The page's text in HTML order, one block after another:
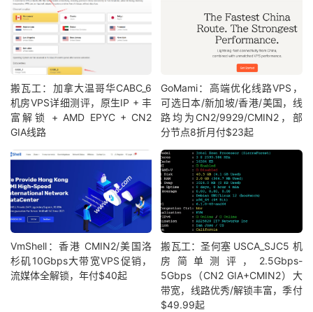
搬瓦工：加拿大温哥华CABC_6
机房VPS详细测评，原生IP + 丰
富解锁 + AMD EPYC + CN2
GIA线路
GoMami：高端优化线路VPS，
可选日本/新加坡/香港/美国，线
路均为CN2/9929/CMIN2，部
分节点8折月付$23起
VmShell：香港 CMIN2/美国洛
杉矶10Gbps大带宽VPS促销，
流媒体全解锁，年付$40起
搬瓦工：圣何塞 USCA_SJC5 机
房简单测评，2.5Gbps-
5Gbps（CN2 GIA+CMIN2）大
带宽，线路优秀/解锁丰富，季付
$49.99起